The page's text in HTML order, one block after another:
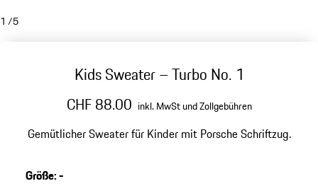
1 /5
Kids Sweater – Turbo No. 1
CHF 88.00 inkl. MwSt und Zollgebühren
Gemütlicher Sweater für Kinder mit Porsche Schriftzug.
Größe:-